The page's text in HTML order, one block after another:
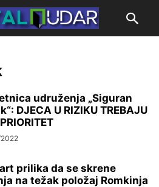
udruženja „Siguran
DJECA U RIZIKU TREBAJU
prilika da se skrene
na težak položaj Romkinja